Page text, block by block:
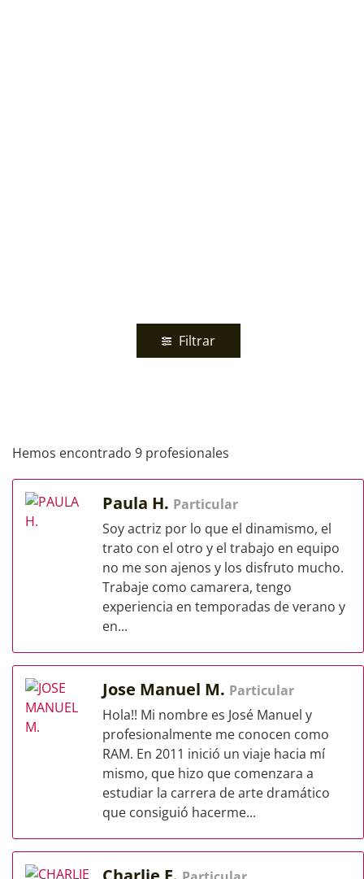
Filtrar
Hemos encontrado 9 profesionales
Paula H. Particular
Soy actriz por lo que el dinamismo, el
trato con el otro y el trabajo en equipo
no me son ajenos y los disfruto mucho.
Trabaje como camarera, tengo
experiencia en temporadas de verano y
en...
Jose Manuel M. Particular
Hola!! Mi nombre es José Manuel y
profesionalmente me conocen como
RAM. En 2011 inició un viaje hacia mí
mismo, que hizo que comenzara a
estudiar la carrera de arte dramático
que consiguió hacerme...